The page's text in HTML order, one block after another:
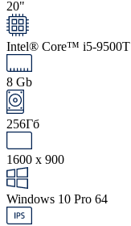
20"
Intel® Core™ i5-9500T
8 Gb
256Гб
1600 x 900
Windows 10 Pro 64